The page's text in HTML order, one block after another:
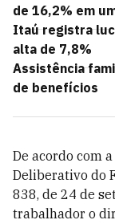
de 16,2% em
Itaú registra
alta de 7,8%
Assistência
de benefícios
De acordo com
Deliberativo do
838, de 24 de
trabalhador o